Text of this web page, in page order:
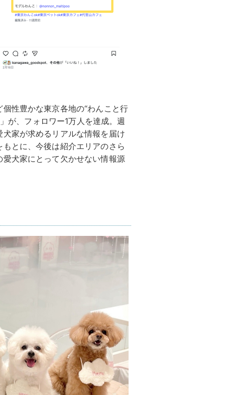
性豊かな東京各地の“わんこと行
が、フォロワー1万人を達成。週
家が求めるリアルな情報を届け
とに、今後は紹介エリアのさら
犬家にとって欠かせない情報源